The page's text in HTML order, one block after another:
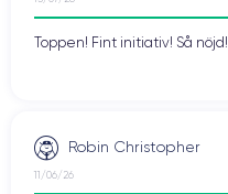
Toppen! Fint initiativ! Så nöjd!
Robin Christopher
11/06/26